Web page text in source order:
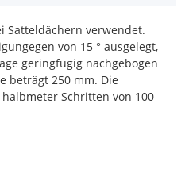
Satteldächern verwendet.
von 15 ° ausgelegt,
geringfügig nachgebogen
beträgt 250 mm. Die
Schritten von 100